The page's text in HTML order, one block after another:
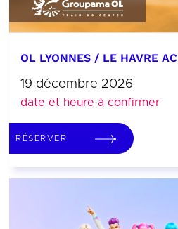
OL LYONNES / LE HAVRE AC
19 décembre 2026
date et heure à confirmer
RÉSERVER